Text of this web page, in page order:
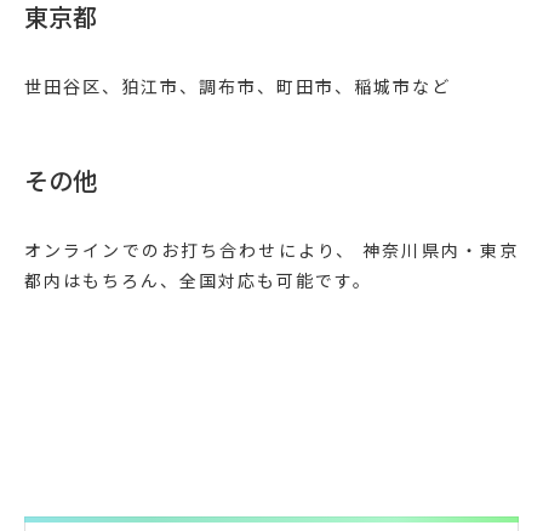
東京都
世田谷区、狛江市、調布市、町田市、稲城市など
その他
オンラインでのお打ち合わせにより、 神奈川県内・東京
都内はもちろん、全国対応も可能です。